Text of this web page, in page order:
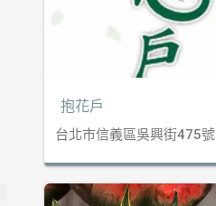
抱花戶
台北市信義區吳興街475號